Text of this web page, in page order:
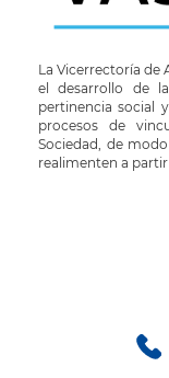
La Vicerrectoría de
el desarrollo de
pertinencia social
procesos de
Sociedad, de
realimenten a